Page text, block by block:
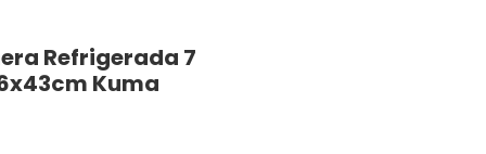
Refrigerada 7
Kuma